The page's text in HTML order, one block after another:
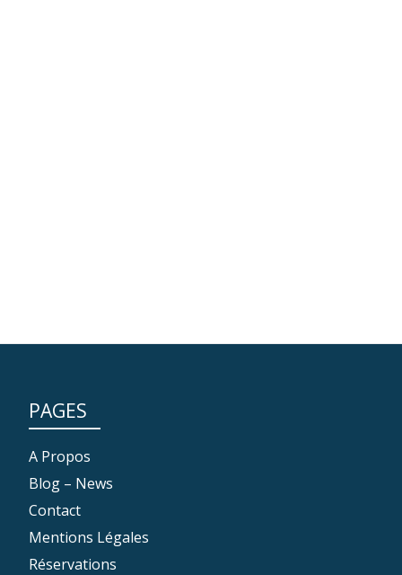
PAGES
A Propos
Blog – News
Contact
Mentions Légales
Réservations